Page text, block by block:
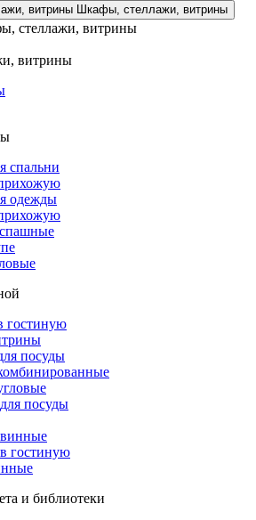
Шкафы, стеллажи, витрины
витрины
спальни
одежды
гостиную
посуды
посуды
гостиную
и библиотеки